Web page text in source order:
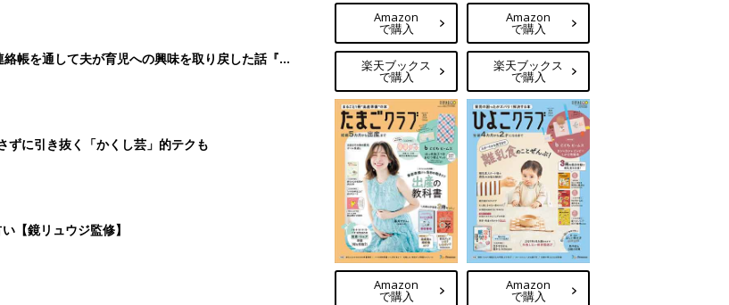
5 >
Amazon
で購入
楽天ブックス
で購入
Amazon
で購入
楽天ブックス
で購入
Amazon
で購入
Amazon
で購入